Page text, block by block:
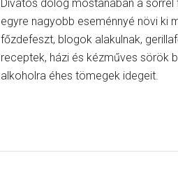
Divatos dolog mostanában a sörrel
egyre nagyobb eseménnyé növi ki
főzdefeszt, blogok alakulnak,
receptek, házi és kézműves sörök
alkoholra éhes tömegek idegeit.